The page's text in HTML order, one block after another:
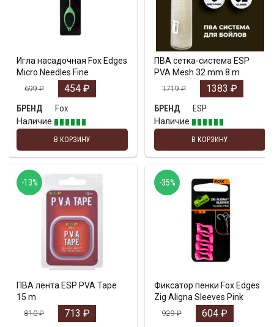
Игла насадочная Fox Edges
Micro Needles Fine
699₽ 454 ₽
БРЕНД
Fox
Наличие
В КОРЗИНУ
ПВА сетка-система ESP
PVA Mesh 32 mm 8 m
1719₽ 1383 ₽
БРЕНД
ESP
Наличие
В КОРЗИНУ
ПВА лента ESP PVA Tape
15 m
810₽ 713 ₽
-13%
Фиксатор пенки Fox Edges
Zig Aligna Sleeves Pink
929₽ 604 ₽
-35%